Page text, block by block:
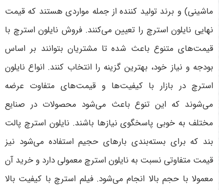
ماشینی) و برند تولید کننده از جمله مواردی هستند که قیمت
نهایی نایلون استرچ را تعیین می‌کنند. فروش نایلون استرچ با
قیمت‌های متنوع باعث شده تا مشتریان بتوانند بر اساس
بودجه و نیاز خود، بهترین گزینه را انتخاب کنند. انواع نایلون
استرچ در بازار با کیفیت‌ها و قیمت‌های متفاوت عرضه
می‌شوند که این تنوع باعث می‌شود محصولات در صنایع
مختلف به خوبی پاسخگوی نیازها باشند. نایلون استرچ پالت
بند که برای بسته‌بندی بارهای حجیم استفاده می‌شود نیز
قیمت متفاوتی نسبت به نایلون استرچ معمولی دارد و خرید آن
معمولا با حجم بالا انجام می‌شود. فیلم استرچ با کیفیت بالا